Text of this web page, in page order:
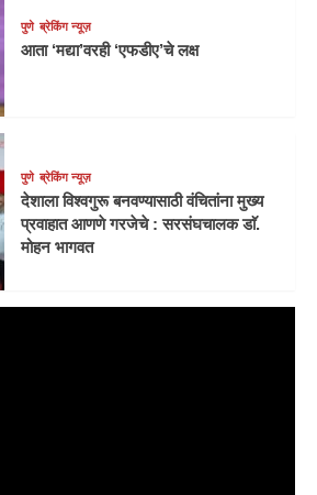
पुणे ब्रेकिंग न्यूज़
आता ‘मद्या’वरही ‘एफडीए’चे लक्ष
पुणे ब्रेकिंग न्यूज़
देशाला विश्वगुरू बनवण्यासाठी वंचितांना मुख्य
प्रवाहात आणणे गरजेचे : सरसंघचालक डाॅ.
मोहन भागवत